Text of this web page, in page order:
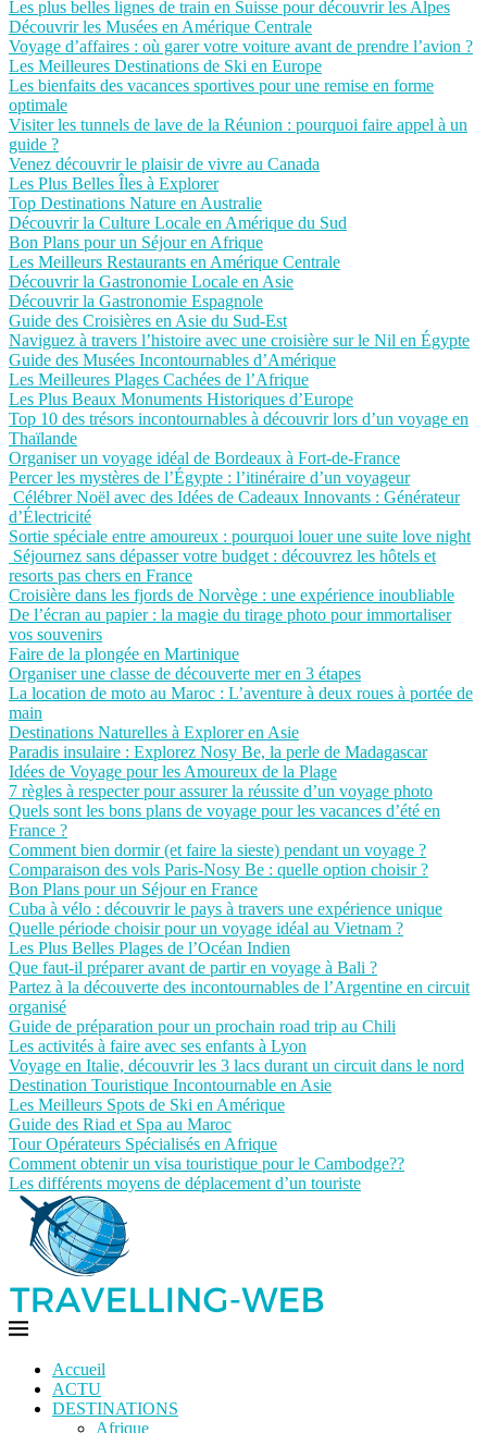
Les plus belles lignes de train en Suisse pour découvrir les Alpes
Découvrir les Musées en Amérique Centrale
Voyage d’affaires : où garer votre voiture avant de prendre l’avion ?
Les Meilleures Destinations de Ski en Europe
Les bienfaits des vacances sportives pour une remise en forme
optimale
Visiter les tunnels de lave de la Réunion : pourquoi faire appel à un
guide ?
Venez découvrir le plaisir de vivre au Canada
Les Plus Belles Îles à Explorer
Top Destinations Nature en Australie
Découvrir la Culture Locale en Amérique du Sud
Bon Plans pour un Séjour en Afrique
Les Meilleurs Restaurants en Amérique Centrale
Découvrir la Gastronomie Locale en Asie
Découvrir la Gastronomie Espagnole
Guide des Croisières en Asie du Sud-Est
Naviguez à travers l’histoire avec une croisière sur le Nil en Égypte
Guide des Musées Incontournables d’Amérique
Les Meilleures Plages Cachées de l’Afrique
Les Plus Beaux Monuments Historiques d’Europe
Top 10 des trésors incontournables à découvrir lors d’un voyage en
Thaïlande
Organiser un voyage idéal de Bordeaux à Fort-de-France
Percer les mystères de l’Égypte : l’itinéraire d’un voyageur
Célébrer Noël avec des Idées de Cadeaux Innovants : Générateur
d’Électricité
Sortie spéciale entre amoureux : pourquoi louer une suite love night
Séjournez sans dépasser votre budget : découvrez les hôtels et
resorts pas chers en France
Croisière dans les fjords de Norvège : une expérience inoubliable
De l’écran au papier : la magie du tirage photo pour immortaliser
vos souvenirs
Faire de la plongée en Martinique
Organiser une classe de découverte mer en 3 étapes
La location de moto au Maroc : L’aventure à deux roues à portée de
main
Destinations Naturelles à Explorer en Asie
Paradis insulaire : Explorez Nosy Be, la perle de Madagascar
Idées de Voyage pour les Amoureux de la Plage
7 règles à respecter pour assurer la réussite d’un voyage photo
Quels sont les bons plans de voyage pour les vacances d’été en
France ?
Comment bien dormir (et faire la sieste) pendant un voyage ?
Comparaison des vols Paris-Nosy Be : quelle option choisir ?
Bon Plans pour un Séjour en France
Cuba à vélo : découvrir le pays à travers une expérience unique
Quelle période choisir pour un voyage idéal au Vietnam ?
Les Plus Belles Plages de l’Océan Indien
Que faut-il préparer avant de partir en voyage à Bali ?
Partez à la découverte des incontournables de l’Argentine en circuit
organisé
Guide de préparation pour un prochain road trip au Chili
Les activités à faire avec ses enfants à Lyon
Voyage en Italie, découvrir les 3 lacs durant un circuit dans le nord
Destination Touristique Incontournable en Asie
Les Meilleurs Spots de Ski en Amérique
Guide des Riad et Spa au Maroc
Tour Opérateurs Spécialisés en Afrique
Comment obtenir un visa touristique pour le Cambodge??
Les différents moyens de déplacement d’un touriste
Accueil
ACTU
DESTINATIONS
Afrique